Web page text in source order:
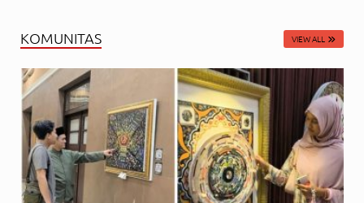
KOMUNITAS VIEW ALL